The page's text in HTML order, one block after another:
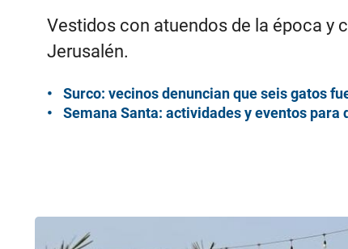
Vestidos con atuendos de la época y
Jerusalén.
Surco: vecinos denuncian que seis gatos
Semana Santa: actividades y eventos